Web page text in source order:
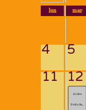
lun mar
4
5
11 12
Atelier
Petite En...